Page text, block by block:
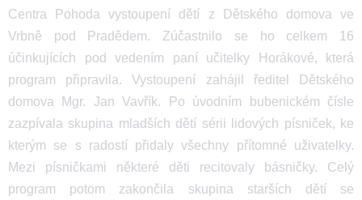
Centra Pohoda vystoupení dětí z Dětského domova ve
Vrbně pod Pradědem. Zúčastnilo se ho celkem 16
účinkujících pod vedením paní učitelky Horákové, která
program připravila. Vystoupení zahájil ředitel Dětského
domova Mgr. Jan Vavřík. Po úvodním bubenickém čísle
zazpívala skupina mladších dětí sérii lidových písniček, ke
kterým se s radostí přidaly všechny přítomné uživatelky.
Mezi písničkami některé děti recitovaly básničky. Celý
program potom zakončila skupina starších dětí se